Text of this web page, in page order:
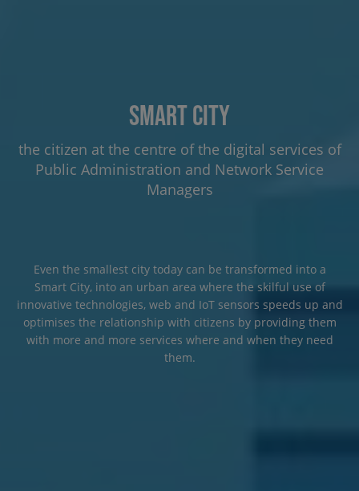
Smart City
the citizen at the centre of the digital services of
Public Administration and Network Service
Managers
Even the smallest city today can be transformed into a
Smart City, into an urban area where the skilful use of
innovative technologies, web and IoT sensors speeds up and
optimises the relationship with citizens by providing them
with more and more services where and when they need
them.